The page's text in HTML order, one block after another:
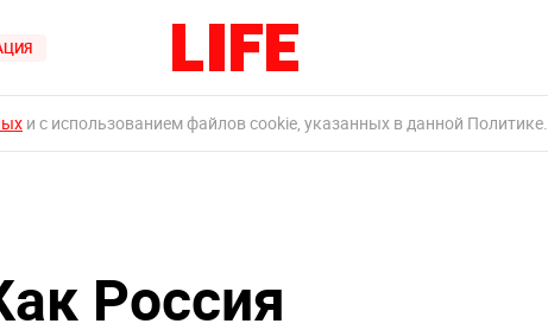
и с использованием файлов cookie, указанных в данной Политике.
Россия